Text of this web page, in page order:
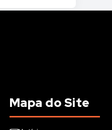
Mapa do Site